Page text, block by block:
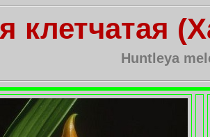
клетчатая
Huntleya